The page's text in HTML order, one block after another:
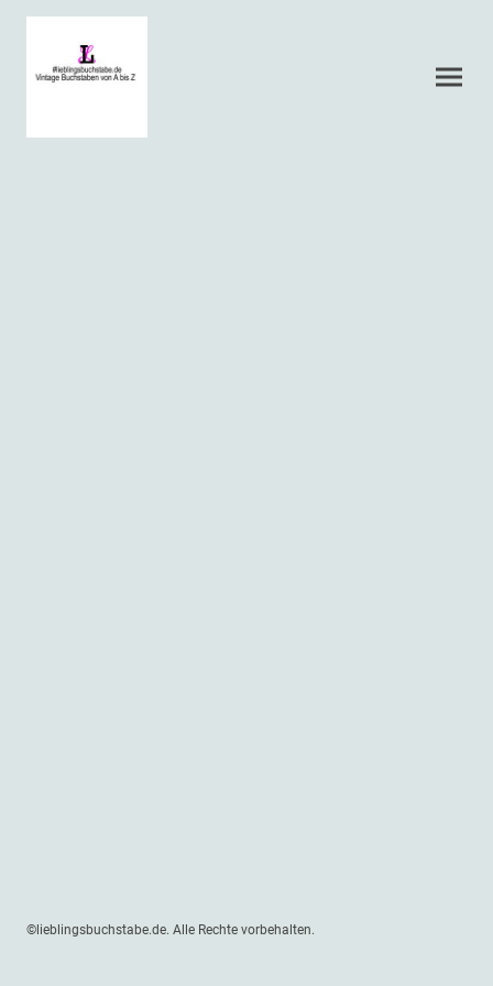
©lieblingsbuchstabe.de. Alle Rechte vorbehalten.